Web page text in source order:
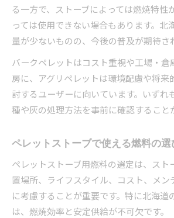
る一方で、ストーブによっては燃焼特性
っては使用できない場合もあります。北
量が少ないものの、今後の普及が期待さ
バークペレットはコスト重視や工場・
房に、アグリペレットは環境配慮や将来
討するユーザーに向いています。いずれ
種や灰の処理方法を事前に確認すること
ペレットストーブで使える燃料の選
ペレットストーブ用燃料の選定は、スト
置場所、ライフスタイル、コスト、メ
に考慮することが重要です。特に北海道
は、燃焼効率と安定供給が不可欠です。